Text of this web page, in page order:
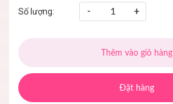
Số lượng: - +
Thêm vào giỏ hàng
Đặt hàng